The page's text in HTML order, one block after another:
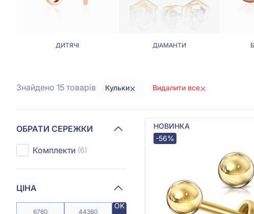
ДИТЯЧІ ДІАМАНТИ
Знайдено 15 товарів Кульки Видалити все
ОБРАТИ СЕРЕЖКИ
Комплекти (6)
ЦІНА
OK
НОВИНКА
-56%